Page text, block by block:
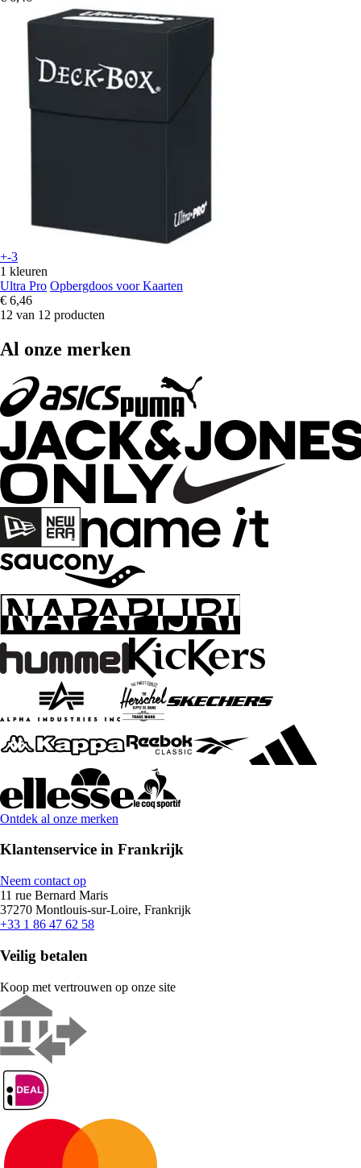
+-3
1 kleuren
Ultra Pro Opbergdoos voor Kaarten
€ 6,46
12 van 12 producten
Al onze merken
Ontdek al onze merken
Klantenservice in Frankrijk
Neem contact op
11 rue Bernard Maris
37270 Montlouis-sur-Loire, Frankrijk
+33 1 86 47 62 58
Veilig betalen
Koop met vertrouwen op onze site